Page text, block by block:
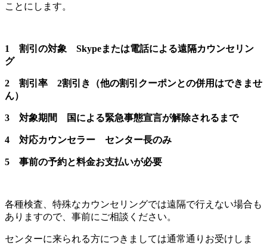
ことにします。
1 割引の対象 Skypeまたは電話による遠隔カウンセリン
グ
2 割引率 2割引き（他の割引クーポンとの併用はできませ
ん）
3 対象期間 国による緊急事態宣言が解除されるまで
4 対応カウンセラー センター長のみ
5 事前の予約と料金お支払いが必要
各種検査、特殊なカウンセリングでは遠隔で行えない場合も
ありますので、事前にご相談ください。
センターに来られる方につきましては通常通りお受けしま